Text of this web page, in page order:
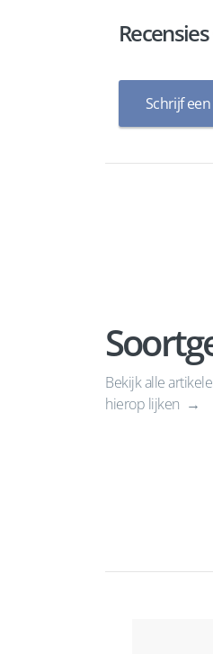
Schrijf
Bekijk alle
hierop lijken